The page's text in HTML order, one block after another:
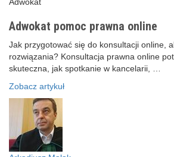
Adwokat
Adwokat pomoc prawna online
Jak przygotować się do konsultacji online,
rozwiązania? Konsultacja prawna online
skuteczna, jak spotkanie w kancelarii, …
Zobacz artykuł